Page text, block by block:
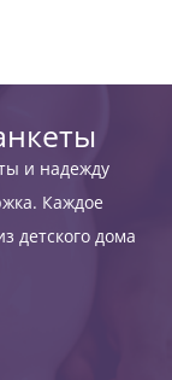
и надежду
Каждое
детского дома